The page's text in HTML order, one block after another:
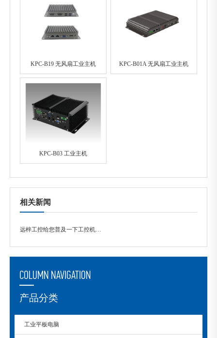
KPC-B19 无风扇工业主机 KPC-B01A 无风扇工业主机
KPC-B03 工业主机
相关新闻
COLUMN NAVIGATION
产品分类
工业平板电脑